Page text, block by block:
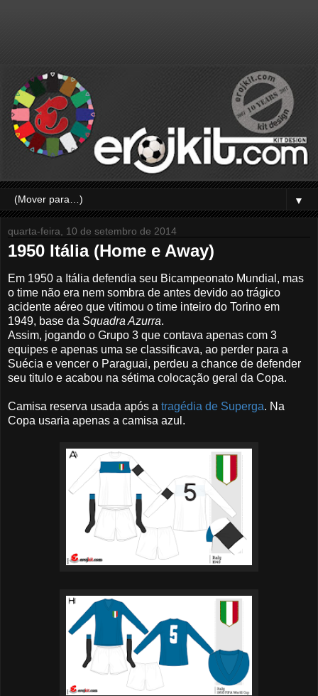
▼
quarta-feira, 10 de setembro de 2014
1950 Itália (Home e Away)
Em 1950 a Itália defendia seu Bicampeonato Mundial, mas
o time não era nem sombra de antes devido ao trágico
acidente aéreo que vitimou o time inteiro do Torino em
1949, base da Squadra Azurra.
Assim, jogando o Grupo 3 que contava apenas com 3
equipes e apenas uma se classificava, ao perder para a
Suécia e vencer o Paraguai, perdeu a chance de defender
seu titulo e acabou na sétima colocação geral da Copa.
Camisa reserva usada após a tragédia de Superga. Na
Copa usaria apenas a camisa azul.